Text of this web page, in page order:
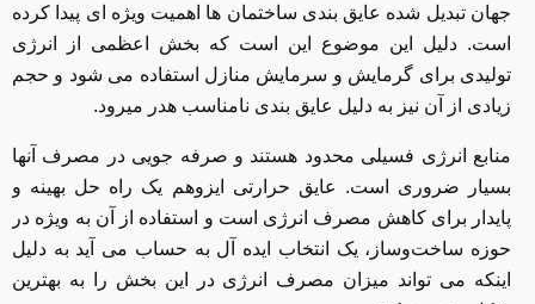
جهان تبدیل شده عایق بندی ساختمان ها اهمیت ویژه ای پیدا کرده
است. دلیل این موضوع این است که بخش اعظمی از انرژی
تولیدی برای گرمایش و سرمایش منازل استفاده می شود و حجم
زیادی از آن نیز به دلیل عایق بندی نامناسب هدر میرود.
منابع انرژی فسیلی محدود هستند و صرفه جویی در مصرف آنها
بسیار ضروری است. عایق حرارتی ایزوهم یک راه حل بهینه و
پایدار برای کاهش مصرف انرژی است و استفاده از آن به‌ ویژه در
حوزه ساخت‌وساز، یک انتخاب ایده آل به حساب می آید به دلیل
اینکه می تواند میزان مصرف انرژی در این بخش را به بهترین